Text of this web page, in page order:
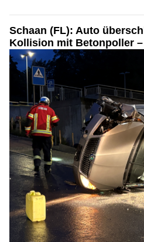
Schaan (FL): Auto
Kollision mit Betonpoller